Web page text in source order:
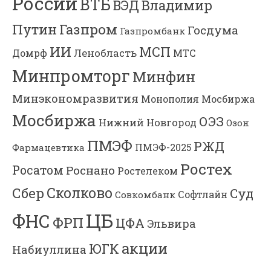
ВТБВЭДВладимир
Путин Газпром Газпромбанк Госдума
Домрф ИИ Ленобласть МСП МТС
МинпромторгМинфин
Минэкономразвития Монополия Мосбиржа
Мосбиржа Нижний Новгород ОЭЗ Озон
Фармацевтика ПМЭФ ПМЭФ-2025 РЖД
Росатом Роснано Ростелеком Ростех
Сбер Сколково Совкомбанк Софтлайн Суд
ФНС ФРП ЦБ ЦФА Эльвира
Набиуллина ЮГК акции